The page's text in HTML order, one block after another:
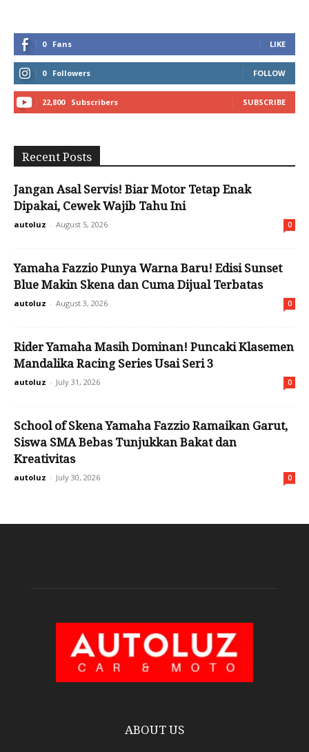
0 Fans LIKE
0 Followers FOLLOW
22,800 Subscribers SUBSCRIBE
Recent Posts
Jangan Asal Servis! Biar Motor Tetap Enak
Dipakai, Cewek Wajib Tahu Ini
autoluz - August 5, 2026 0
Yamaha Fazzio Punya Warna Baru! Edisi Sunset
Blue Makin Skena dan Cuma Dijual Terbatas
autoluz - August 3, 2026 0
Rider Yamaha Masih Dominan! Puncaki Klasemen
Mandalika Racing Series Usai Seri 3
autoluz - July 31, 2026 0
School of Skena Yamaha Fazzio Ramaikan Garut,
Siswa SMA Bebas Tunjukkan Bakat dan
Kreativitas
autoluz - July 30, 2026 0
ABOUT US